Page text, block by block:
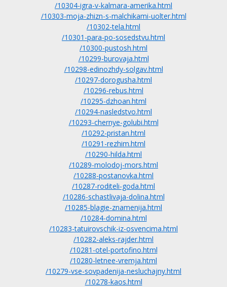
/10304-igra-v-kalmara-amerika.html
/10303-moja-zhizn-s-malchikami-uolter.html
/10302-tela.html
/10301-para-po-sosedstvu.html
/10300-pustosh.html
/10299-burovaja.html
/10298-edinozhdy-solgav.html
/10297-dorogusha.html
/10296-rebus.html
/10295-dzhoan.html
/10294-nasledstvo.html
/10293-chernye-golubi.html
/10292-pristan.html
/10291-rezhim.html
/10290-hilda.html
/10289-molodoj-mors.html
/10288-postanovka.html
/10287-roditeli-goda.html
/10286-schastlivaja-dolina.html
/10285-blagie-znamenija.html
/10284-domina.html
/10283-tatuirovschik-iz-osvencima.html
/10282-aleks-rajder.html
/10281-otel-portofino.html
/10280-letnee-vremja.html
/10279-vse-sovpadenija-nesluchajny.html
/10278-kaos.html